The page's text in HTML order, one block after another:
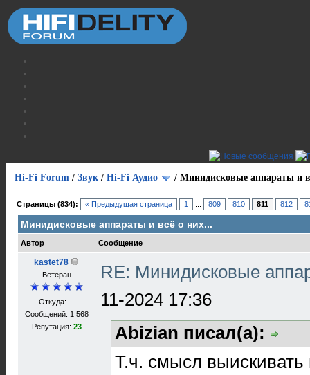
Hi-Fi Forum / Звук / Hi-Fi Аудио / Минидисковые аппараты и
Страницы (834): « Предыдущая страница 1 809 810 811 812
Минидисковые аппараты и всё о них...
Автор Сообщение
kastet78
Ветеран
Откуда: --
Сообщений: 1 568
Репутация: 23
RE: Минидисковые
11-2024 17:36
Abizian писал(а):
Т.ч. смысл выискивать